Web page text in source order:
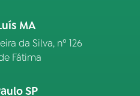
MA
da Silva, nº 126
Fátima
SP